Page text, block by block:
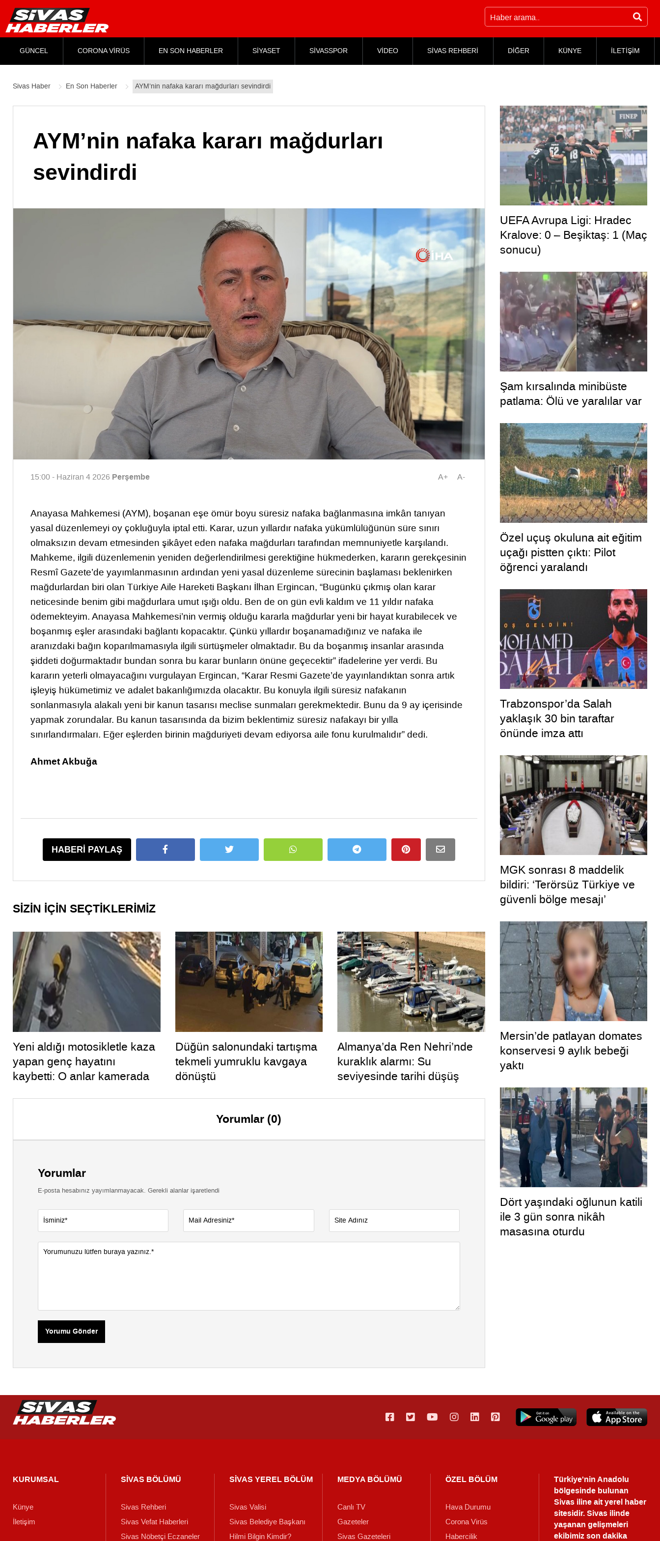
GÜNCEL CORONA VİRÜS EN SON HABERLER SİYASET SİVASSPOR VİDEO SİVAS REHBERİ DİĞER KÜNYE İLETİŞİM
Sivas Haber En Son Haberler AYM’nin nafaka kararı mağdurları sevindirdi
AYM’nin nafaka kararı mağdurları
sevindirdi
15:00 - Haziran 4 2026 Perşembe A+ A-
Anayasa Mahkemesi (AYM), boşanan eşe ömür boyu süresiz nafaka bağlanmasına imkân tanıyan
yasal düzenlemeyi oy çokluğuyla iptal etti. Karar, uzun yıllardır nafaka yükümlülüğünün süre sınırı
olmaksızın devam etmesinden şikâyet eden nafaka mağdurları tarafından memnuniyetle karşılandı.
Mahkeme, ilgili düzenlemenin yeniden değerlendirilmesi gerektiğine hükmederken, kararın gerekçesinin
Resmî Gazete’de yayımlanmasının ardından yeni yasal düzenleme sürecinin başlaması beklenirken
mağdurlardan biri olan Türkiye Aile Hareketi Başkanı İlhan Ergincan, “Bugünkü çıkmış olan karar
neticesinde benim gibi mağdurlara umut ışığı oldu. Ben de on gün evli kaldım ve 11 yıldır nafaka
ödemekteyim. Anayasa Mahkemesi’nin vermiş olduğu kararla mağdurlar yeni bir hayat kurabilecek ve
boşanmış eşler arasındaki bağlantı kopacaktır. Çünkü yıllardır boşanamadığınız ve nafaka ile
aranızdaki bağın koparılmamasıyla ilgili sürtüşmeler olmaktadır. Bu da boşanmış insanlar arasında
şiddeti doğurmaktadır bundan sonra bu karar bunların önüne geçecektir” ifadelerine yer verdi. Bu
kararın yeterli olmayacağını vurgulayan Ergincan, “Karar Resmi Gazete’de yayınlandıktan sonra artık
işleyiş hükümetimiz ve adalet bakanlığımızda olacaktır. Bu konuyla ilgili süresiz nafakanın
sonlanmasıyla alakalı yeni bir kanun tasarısı meclise sunmaları gerekmektedir. Bunu da 9 ay içerisinde
yapmak zorundalar. Bu kanun tasarısında da bizim beklentimiz süresiz nafakayı bir yılla
sınırlandırmaları. Eğer eşlerden birinin mağduriyeti devam ediyorsa aile fonu kurulmalıdır” dedi.
Ahmet Akbuğa
HABERİ PAYLAŞ
SİZİN İÇİN SEÇTİKLERİMİZ
Yeni aldığı motosikletle kaza
yapan genç hayatını
kaybetti: O anlar kamerada
Düğün salonundaki tartışma
tekmeli yumruklu kavgaya
dönüştü
Almanya’da Ren Nehri’nde
kuraklık alarmı: Su
seviyesinde tarihi düşüş
Yorumlar (0)
Yorumlar
E-posta hesabınız yayımlanmayacak. Gerekli alanlar işaretlendi
Yorumu Gönder
UEFA Avrupa Ligi: Hradec
Kralove: 0 – Beşiktaş: 1 (Maç
sonucu)
Şam kırsalında minibüste
patlama: Ölü ve yaralılar var
Özel uçuş okuluna ait eğitim
uçağı pistten çıktı: Pilot
öğrenci yaralandı
Trabzonspor’da Salah
yaklaşık 30 bin taraftar
önünde imza attı
MGK sonrası 8 maddelik
bildiri: ‘Terörsüz Türkiye ve
güvenli bölge mesajı’
Mersin’de patlayan domates
konservesi 9 aylık bebeği
yaktı
Dört yaşındaki oğlunun katili
ile 3 gün sonra nikâh
masasına oturdu
KURUMSAL
Künye
İletişim
SİVAS BÖLÜMÜ
Sivas Rehberi
Sivas Vefat Haberleri
Sivas Nöbetçi Eczaneler
SİVAS YEREL BÖLÜM
Sivas Valisi
Sivas Belediye Başkanı
Hilmi Bilgin Kimdir?
MEDYA BÖLÜMÜ
Canlı TV
Gazeteler
Sivas Gazeteleri
ÖZEL BÖLÜM
Hava Durumu
Corona Virüs
Habercilik
Türkiye'nin Anadolu
bölgesinde bulunan
Sivas iline ait yerel haber
sitesidir. Sivas ilinde
yaşanan gelişmeleri
ekibimiz son dakika